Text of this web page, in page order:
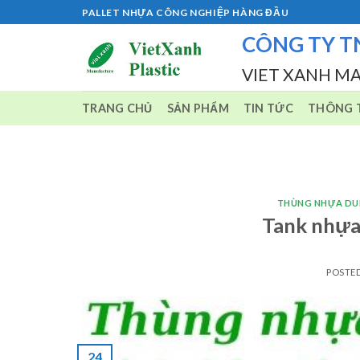
to
PALLET NHỰA CÔNG NGHIỆP HÀNG ĐẦU
CÔNG TY
VIET XANH
TRANG CHỦ SẢN PHẨM TIN TỨC THÔNG
THÙNG NHỰA
Tank
24